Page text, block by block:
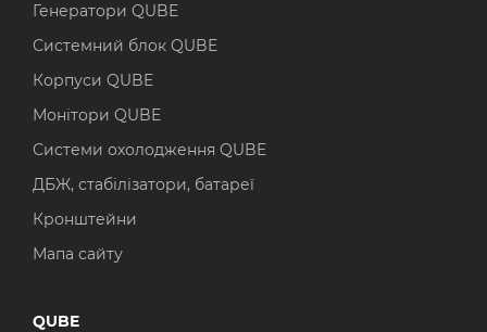
Генератори QUBE
Системний блок QUBE
Корпуси QUBE
Монітори QUBE
Системи охолодження QUBE
ДБЖ, стабілізатори, батареї
Кронштейни
Мапа сайту
QUBE